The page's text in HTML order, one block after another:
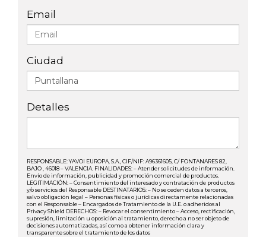
Email
Ciudad
Detalles
RESPONSABLE: YAVOI EUROPA, S.A., CIF/NIF: A96361605, C/ FONTANARES 82,
BAJO , 46018 – VALENCIA. FINALIDADES: – Atender solicitudes de información.
Envío de información, publicidad y promoción comercial de productos.
LEGITIMACIÓN: – Consentimiento del interesado y contratación de productos
y/o servicios del Responsable DESTINATARIOS: – No se ceden datos a terceros,
salvo obligación legal – Personas físicas o jurídicas directamente relacionadas
con el Responsable – Encargados de Tratamiento de la U.E. o adheridos al
Privacy Shield DERECHOS: – Revocar el consentimiento – Acceso, rectificación,
supresión, limitación u oposición al tratamiento, derecho a no ser objeto de
decisiones automatizadas, así como a obtener información clara y
transparente sobre el tratamiento de los datos